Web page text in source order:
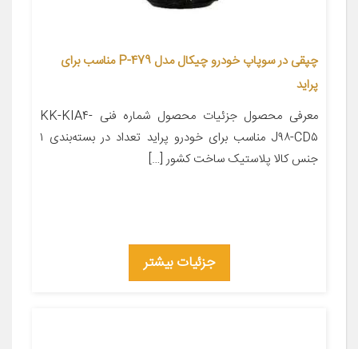
چپقی در سوپاپ خودرو چیکال مدل P-479 مناسب برای
پراید
معرفی محصول جزئیات محصول شماره فنی KK-KIA۴-
J۹۸-CD۵ مناسب برای خودرو پراید تعداد در بسته‌بندی ۱
جنس کالا پلاستیک ساخت کشور […]
جزئیات بیشتر